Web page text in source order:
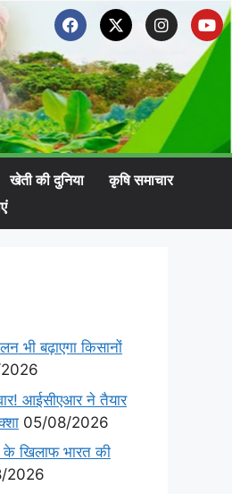
खेती की दुनिया
कृषि समाचार
भी बढ़ाएगा किसानों
आईसीएआर ने तैयार
05/08/2026
के खिलाफ भारत की
2026